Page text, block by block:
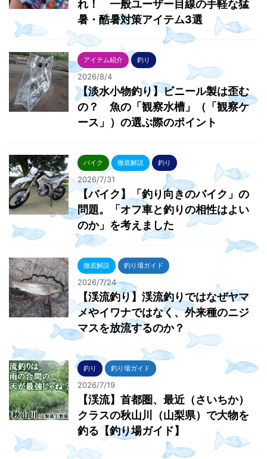
れ！ 一般ユーザー目線の手軽な猛
暑・酷暑対策アイテム3選
アイテム紹介 釣り
2026/8/4
【淡水小物釣り】ビニール製は歪む
の？ 魚の「観察水槽」（「観察ケ
ース」）の選ぶ際のポイント
バイク 徹底解説 釣り
2026/7/31
【バイク】「釣り向きのバイク」の
問題。「オフ車と釣りの相性はよい
のか」を考えました
徹底解説 釣り場ガイド
2026/7/24
【渓流釣り】渓流釣りではなぜヤマ
メやイワナではなく、外来種のニジ
マスを放流するのか？
釣り 釣り場ガイド
2026/7/19
【渓流】首都圏、最近（さいちか）
クラスの秋山川（山梨県）で大物を
釣る【釣り場ガイド】